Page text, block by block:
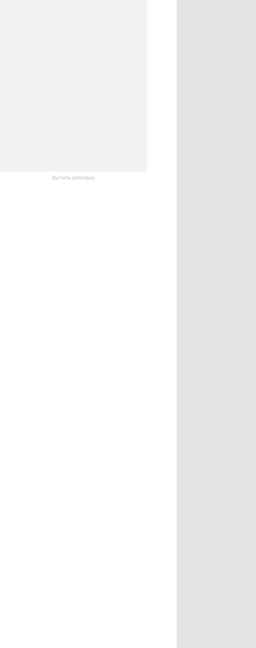
Купить рекламу